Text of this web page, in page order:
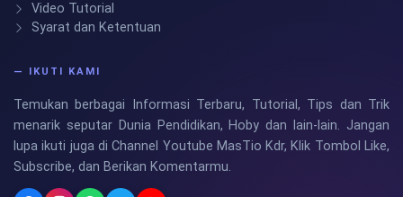
Video Tutorial
Syarat dan Ketentuan
— IKUTI KAMI
Temukan berbagai Informasi Terbaru, Tutorial, Tips dan Trik
menarik seputar Dunia Pendidikan, Hoby dan lain-lain. Jangan
lupa ikuti juga di Channel Youtube MasTio Kdr, Klik Tombol Like,
Subscribe, dan Berikan Komentarmu.